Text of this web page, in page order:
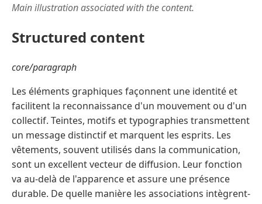
Main illustration associated with the content.
Structured content
core/paragraph
Les éléments graphiques façonnent une identité et
facilitent la reconnaissance d'un mouvement ou d'un
collectif. Teintes, motifs et typographies transmettent
un message distinctif et marquent les esprits. Les
vêtements, souvent utilisés dans la communication,
sont un excellent vecteur de diffusion. Leur fonction
va au-delà de l'apparence et assure une présence
durable. De quelle manière les associations intègrent-